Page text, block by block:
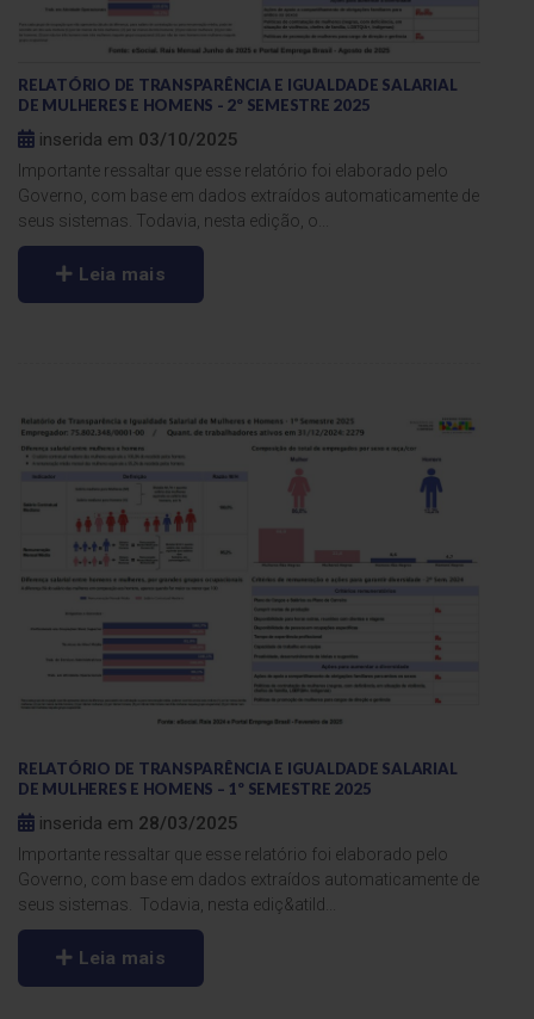
RELATÓRIO DE TRANSPARÊNCIA E IGUALDADE SALARIAL
DE MULHERES E HOMENS - 2º SEMESTRE 2025
inserida em 03/10/2025
Importante ressaltar que esse relatório foi elaborado pelo
Governo, com base em dados extraídos automaticamente de
seus sistemas. Todavia, nesta edição, o...
Leia mais
RELATÓRIO DE TRANSPARÊNCIA E IGUALDADE SALARIAL
DE MULHERES E HOMENS – 1º SEMESTRE 2025
inserida em 28/03/2025
Importante ressaltar que esse relatório foi elaborado pelo
Governo, com base em dados extraídos automaticamente de
seus sistemas. Todavia, nesta ediç&atild...
Leia mais